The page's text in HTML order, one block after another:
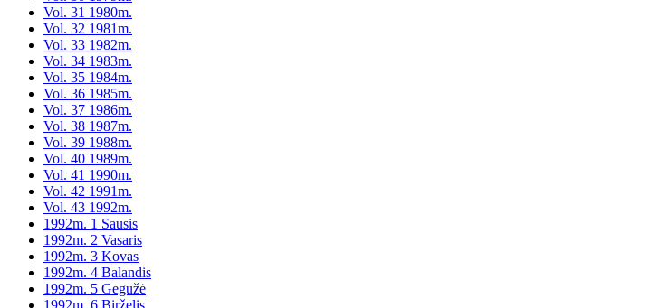
Vol. 31 1980m.
Vol. 32 1981m.
Vol. 33 1982m.
Vol. 34 1983m.
Vol. 35 1984m.
Vol. 36 1985m.
Vol. 37 1986m.
Vol. 38 1987m.
Vol. 39 1988m.
Vol. 40 1989m.
Vol. 41 1990m.
Vol. 42 1991m.
Vol. 43 1992m.
1992m. 1 Sausis
1992m. 2 Vasaris
1992m. 3 Kovas
1992m. 4 Balandis
1992m. 5 Gegužė